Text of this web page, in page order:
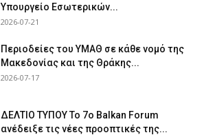
Υπουργείο Εσωτερικών...
2026-07-21
Περιοδείες του ΥΜΑΘ σε κάθε νομό της
Μακεδονίας και της Θράκης...
2026-07-17
ΔΕΛΤΙΟ ΤΥΠΟΥ Το 7ο Balkan Forum
ανέδειξε τις νέες προοπτικές της...